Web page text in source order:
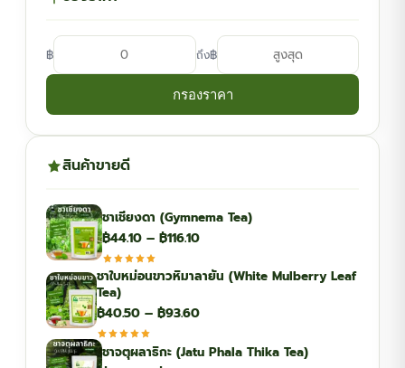
฿ ถึง฿
กรองราคา
สินค้าขายดี
ชาเชียงดา (Gymnema Tea)
฿44.10 – ฿116.10Price
฿44.10
฿116.10
ชาใบหม่อนขาวหิมาลายัน (White Mulberry Leaf
Tea)
฿40.50 – ฿93.60Price
฿40.50
ชาจตุผลาธิกะ (Jatu Phala Thika Tea)